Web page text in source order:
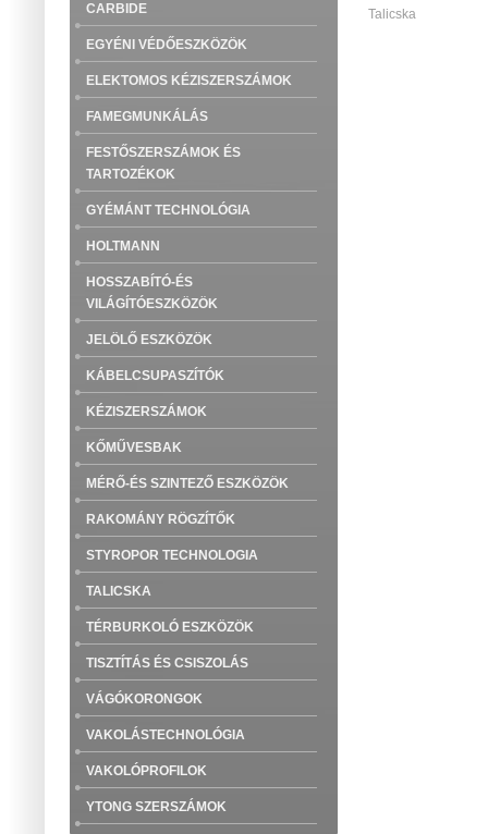
CARBIDE
EGYÉNI VÉDŐESZKÖZÖK
ELEKTOMOS KÉZISZERSZÁMOK
FAMEGMUNKÁLÁS
FESTŐSZERSZÁMOK ÉS
TARTOZÉKOK
GYÉMÁNT TECHNOLÓGIA
HOLTMANN
HOSSZABÍTÓ-ÉS
VILÁGÍTÓESZKÖZÖK
JELÖLŐ ESZKÖZÖK
KÁBELCSUPASZÍTÓK
KÉZISZERSZÁMOK
KŐMŰVESBAK
MÉRŐ-ÉS SZINTEZŐ ESZKÖZÖK
RAKOMÁNY RÖGZÍTŐK
STYROPOR TECHNOLOGIA
TALICSKA
TÉRBURKOLÓ ESZKÖZÖK
TISZTÍTÁS ÉS CSISZOLÁS
VÁGÓKORONGOK
VAKOLÁSTECHNOLÓGIA
VAKOLÓPROFILOK
YTONG SZERSZÁMOK
Talicska